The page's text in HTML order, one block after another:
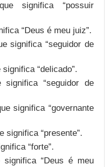
significa “possuir
“Deus é meu juiz”.
significa “seguidor de
“delicado”.
“seguidor de
significa “governante
significa “presente”.
“forte”.
“Deus é meu